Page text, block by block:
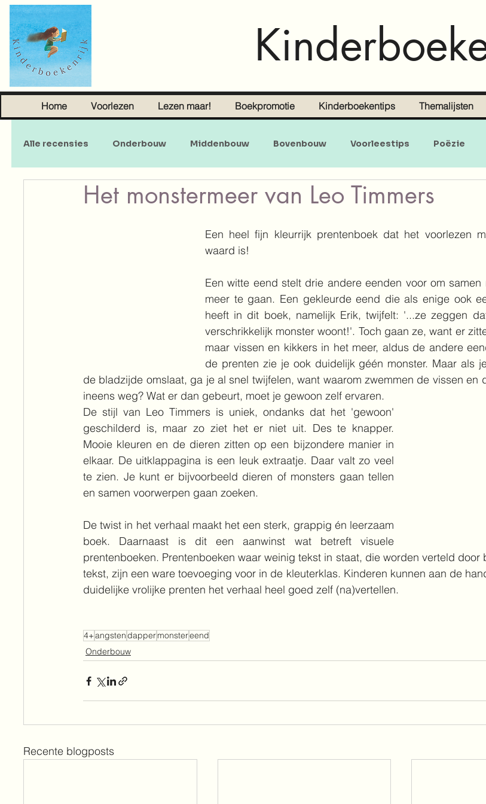
Home Voorlezen Lezen maar! Boekpromotie Kinderboekentips Themalijsten
Alle recensies Onderbouw Middenbouw Bovenbouw Voorleestips Poëzie
Sprookjes Young Adult Volwassenen Doe-en zoekboeken Baby's en peuters
Het monstermeer van Leo Timmers
Een heel fijn kleurrijk prentenboek dat het voorlezen
waard is!
Een witte eend stelt drie andere eenden voor om samen
meer te gaan. Een gekleurde eend die als enige ook
heeft in dit boek, namelijk Erik, twijfelt: '...ze zeggen
verschrikkelijk monster woont!'. Toch gaan ze, want er
maar vissen en kikkers in het meer, aldus de andere
de prenten zie je ook duidelijk géén monster. Maar als
de bladzijde omslaat, ga je al snel twijfelen, want waarom zwemmen de vissen en
ineens weg? Wat er dan gebeurt, moet je gewoon zelf ervaren.
De stijl van Leo Timmers is uniek, ondanks dat het 'gewoon'
geschilderd is, maar zo ziet het er niet uit. Des te knapper.
Mooie kleuren en de dieren zitten op een bijzondere manier in
elkaar. De uitklappagina is een leuk extraatje. Daar valt zo veel
te zien. Je kunt er bijvoorbeeld dieren of monsters gaan tellen
en samen voorwerpen gaan zoeken.
De twist in het verhaal maakt het een sterk, grappig én leerzaam
boek. Daarnaast is dit een aanwinst wat betreft visuele
prentenboeken. Prentenboeken waar weinig tekst in staat, die worden verteld door
tekst, zijn een ware toevoeging voor in de kleuterklas. Kinderen kunnen aan de
duidelijke vrolijke prenten het verhaal heel goed zelf (na)vertellen.
4+angstendappermonstereend
Onderbouw
Recente blogposts